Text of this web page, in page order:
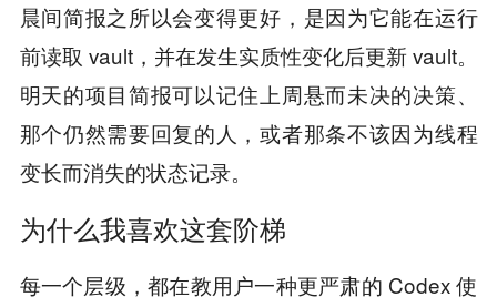
晨间简报之所以会变得更好，是因为它能在运行
前读取 vault，并在发生实质性变化后更新 vault。
明天的项目简报可以记住上周悬而未决的决策、
那个仍然需要回复的人，或者那条不该因为线程
变长而消失的状态记录。
为什么我喜欢这套阶梯
每一个层级，都在教用户一种更严肃的 Codex 使